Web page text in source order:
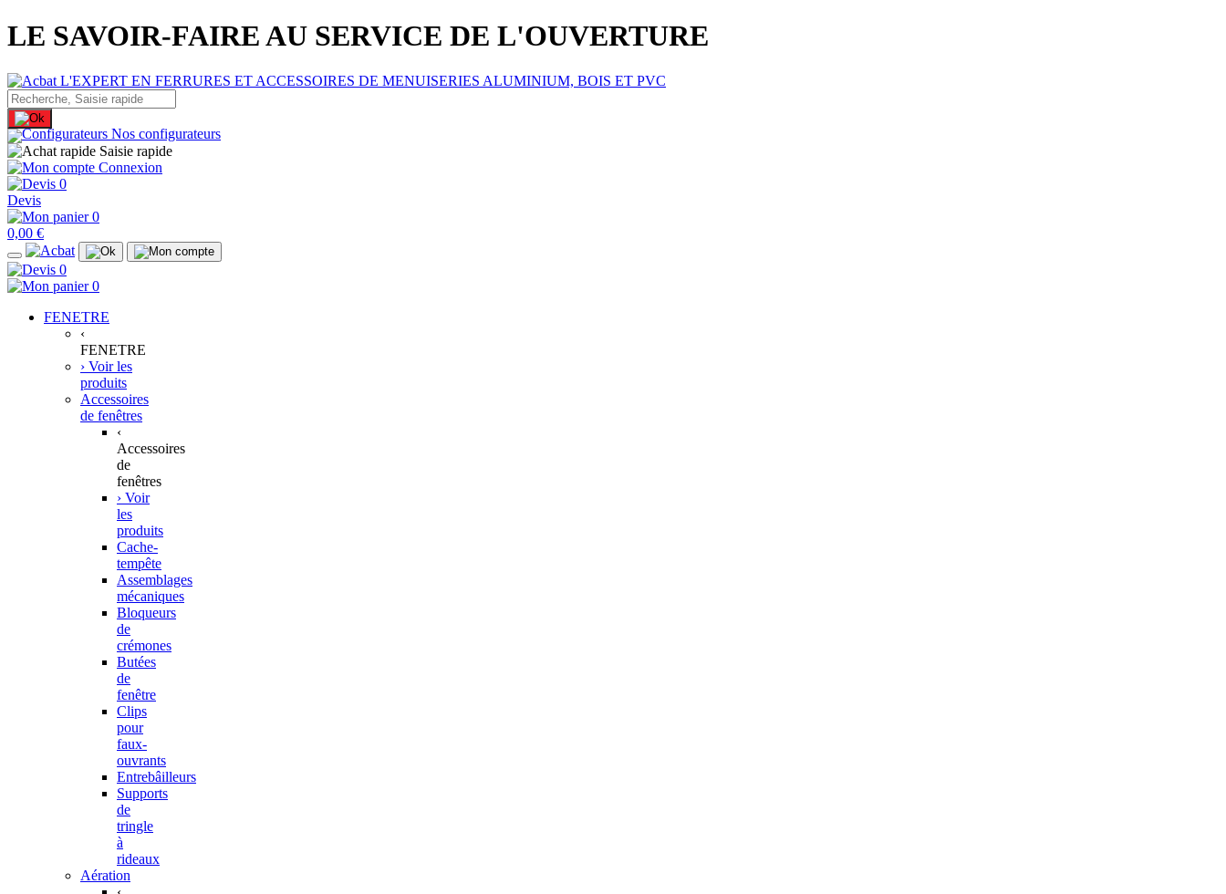
LE SAVOIR-FAIRE AU SERVICE DE L'OUVERTURE
Nos configurateurs
Saisie rapide
Connexion
0
Devis
0
0,00 €
0
0
FENETRE
‹
FENETRE
› Voir les
produits
Accessoires
de fenêtres
‹
Accessoires
de
fenêtres
› Voir
les
produits
Cache-
tempête
Assemblages
mécaniques
Bloqueurs
de
crémones
Butées
de
fenêtre
Clips
pour
faux-
ouvrants
Entrebâilleurs
Supports
de
tringle
à
rideaux
Aération